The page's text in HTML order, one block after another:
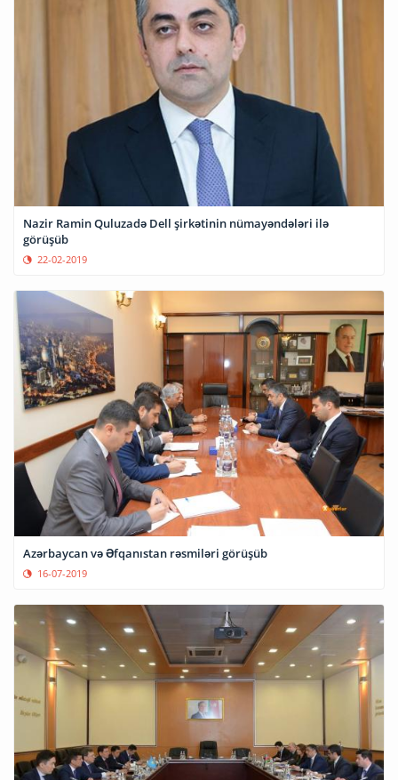
Nazir Ramin Quluzadə Dell şirkətinin nümayəndələri ilə
görüşüb
22-02-2019
Azərbaycan və Əfqanıstan rəsmiləri görüşüb
16-07-2019